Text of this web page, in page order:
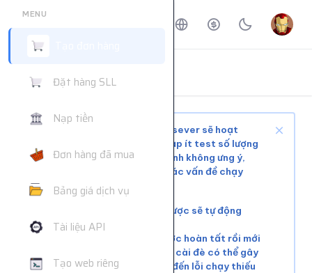
MENU
Đặt hàng SLL
Nạp tiền
Đơn hàng đã mua
Bảng giá dịch vụ
Tài liệu API
Tạo web riêng
Trang chủ Đặt hàng dịch vụ
Tùy tình trạng mạng xã hội và sever sẽ hoạt
động ổn định hoặc phải chờ, nạp ít test số lượng
nhỏ trước khi mua nhiều để tránh không ưng ý,
web không hỗ trợ giải quyết các vấn đề chạy
chậm hoặc đơn chưa chạy kịp
Các đơn lỗi không chạy được sẽ tự động
hoàn tiền
Vui lòng đợi đơn hàng trước hoàn tất rồi mới
tiếp tục cài đơn mới. Việc cài đè có thể gây
xung đột tài nguyên, dẫn đến lỗi chạy thiếu